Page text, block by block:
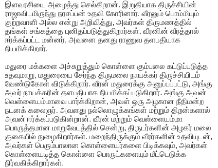
இளவரசியை அழைத்து செல்கிறான். இறுதியாக திருச்சியின்
ராஜாவிடமிருந்து நரசப்பன் உதவி கோரினார். வீரனும் பொம்மியும்
குற்றவாளி அல்ல என்று அறிவித்து, அவர்கள் திருமணத்தில்
தங்கள் சங்கத்தை புனிதப்படுத்துகிறார்கள். வீரனின் வீரத்தால்
ஈர்க்கப்பட்ட மன்னர், அவனை தனது ராணுவ தளபதியாக
நியமிக்கிறார்.
மதுரை மக்களை அச்சுறுத்தும் கொள்ளை கும்பலை கட்டுப்படுத்த
உதவுமாறு, மதுரையை சேர்ந்த திருமலை நாயக்கர் திருச்சியிடம்
வேண்டுகோள் விடுக்கிறார். வீரன் மதுரைக்கு அனுப்பப்பட்டு, அங்கு
அவர் நாயக்கரின் தளபதியாக நியமிக்கப்படுகிறார். அங்கு அவன்
வெள்ளையம்மாவை பார்க்கிறான், அவள் ஒரு அழகான நீதிமன்ற
நடனக் கலைஞர். அவளது நல்லொழுக்கங்கள் மற்றும் திறன்களால்
அவன் ஈர்க்கப்படுகின்றான். வீரன் மற்றும் வெள்ளையம்மா
பொருத்தமான மாறுவேடத்தில் சென்று, திருடர்களின் அழகர் மலை
குகையில் நுழைகிறார்கள். மறைந்திருக்கும் வீரர்களின் உதவியுடன்,
அவர்கள் பெரும்பாலான கொள்ளையர்களை பிடிக்கவும், அவர்கள்
கொள்ளையடித்த கொள்ளை பொருட்களையும் மீட்டெடுக்க
நிர்வகிக்கிறார்கள்.